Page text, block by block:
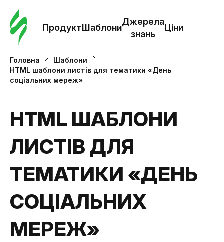
ПродуктШаблони
Джерела
знань
Ціни
Головна
Шаблони
HTML шаблони листів для тематики «День
соціальних мереж»
HTML ШАБЛОНИ
ЛИСТІВ ДЛЯ
ТЕМАТИКИ «ДЕНЬ
СОЦІАЛЬНИХ
МЕРЕЖ»